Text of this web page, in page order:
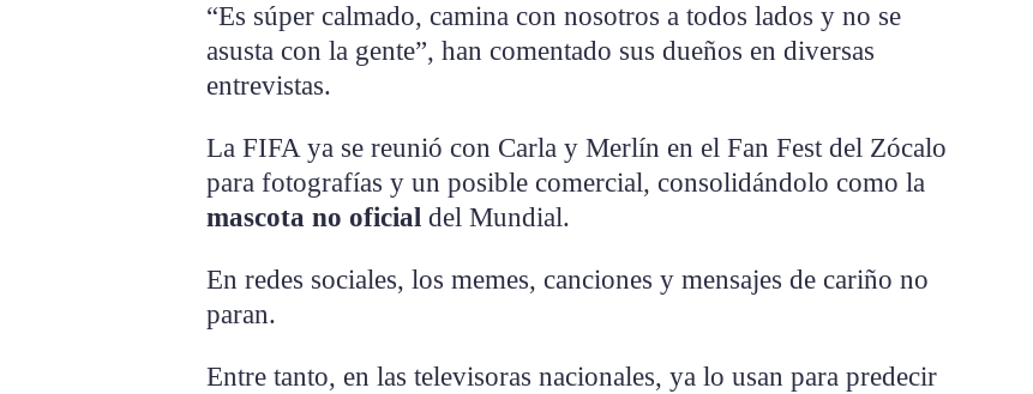
“Es súper calmado, camina con nosotros a todos lados y no se
asusta con la gente”, han comentado sus dueños en diversas
entrevistas.
La FIFA ya se reunió con Carla y Merlín en el Fan Fest del Zócalo
para fotografías y un posible comercial, consolidándolo como la
mascota no oficial del Mundial.
En redes sociales, los memes, canciones y mensajes de cariño no
paran.
Entre tanto, en las televisoras nacionales, ya lo usan para predecir